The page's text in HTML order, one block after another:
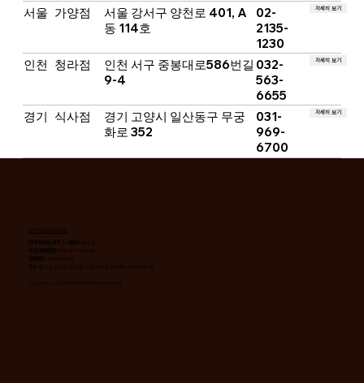
서울 가양점
서울 강서구 양천로 401, A
동 114호
02-
2135-
1230
자세히 보기
인천 청라점
인천 서구 중봉대로586번길
9-4
032-
563-
6655
자세히 보기
경기 식사점
경기 고양시 일산동구 무궁
화로 352
031-
969-
6700
자세히 보기
지
1
(주)더맛있는생각 | 대표자
사업자등록번호
753-87-00255
대표번호
주소경기도 고양시 일산동구 무궁화로 20-38, 320~321호
Copyright 2025. GOHYANGOK All rights reserved.